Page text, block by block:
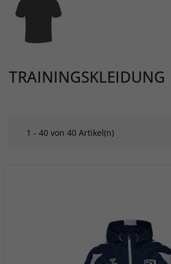
TRAININGSKLEIDUNG
1 - 40 von 40 Artikel(n)